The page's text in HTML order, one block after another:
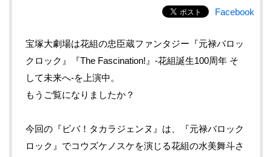
Facebook
宝塚大劇場は花組の忠臣蔵ファンタジー『元禄バロッ
クロック』『The Fascination!』-花組誕生100周年 そ
して未来へ-を上演中。
もうご覧になりましたか？
今回の『ビバ！タカラジェンヌ』は、『元禄バロック
ロック』でコウズケノスケを演じる花組の水美舞斗さ